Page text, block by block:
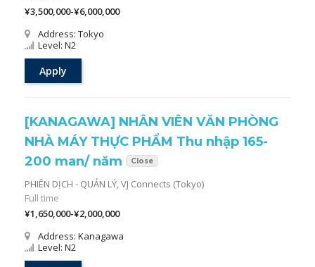
¥3,500,000-¥6,000,000
Address: Tokyo
Level: N2
Apply
[KANAGAWA] NHÂN VIÊN VĂN PHÒNG
NHÀ MÁY THỰC PHẨM Thu nhập 165-
200 man/ năm
Close
PHIÊN DỊCH - QUẢN LÝ,VJ Connects (Tokyo)
Full time
¥1,650,000-¥2,000,000
Address: Kanagawa
Level: N2